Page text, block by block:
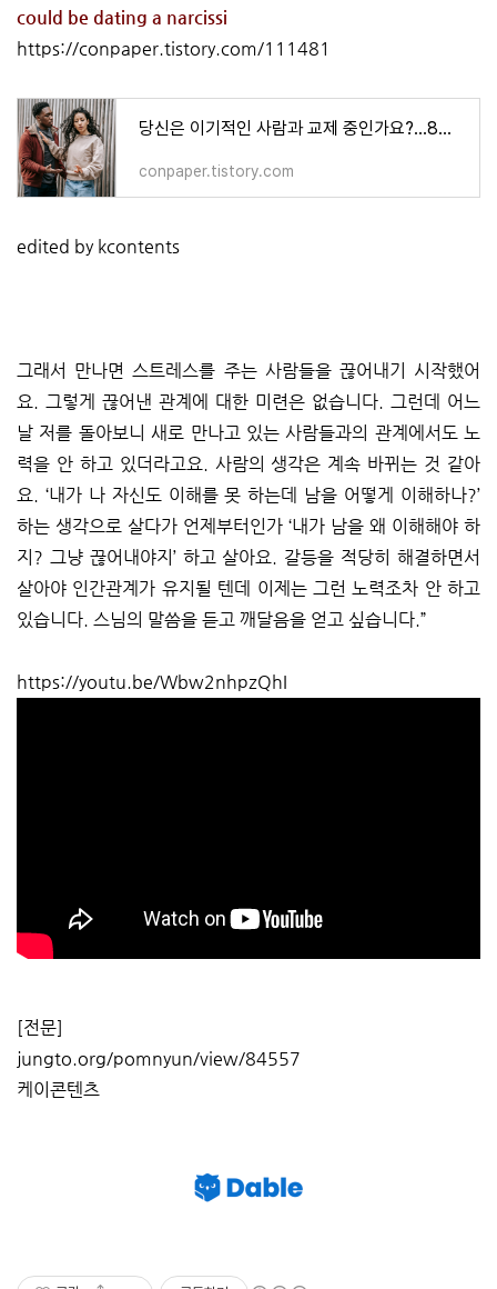
could be dating a narcissi
https://conpaper.tistory.com/111481
당신은 이기적인 사람과 교제 중인가요?...8개의 유의사항 I'm a dating expert - here's the 8 red flags that
conpaper.tistory.com
edited by kcontents
그래서 만나면 스트레스를 주는 사람들을 끊어내기 시작했어
요. 그렇게 끊어낸 관계에 대한 미련은 없습니다. 그런데 어느
날 저를 돌아보니 새로 만나고 있는 사람들과의 관계에서도 노
력을 안 하고 있더라고요. 사람의 생각은 계속 바뀌는 것 같아
요. ‘내가 나 자신도 이해를 못 하는데 남을 어떻게 이해하나?’
하는 생각으로 살다가 언제부터인가 ‘내가 남을 왜 이해해야 하
지? 그냥 끊어내야지’ 하고 살아요. 갈등을 적당히 해결하면서
살아야 인간관계가 유지될 텐데 이제는 그런 노력조차 안 하고
있습니다. 스님의 말씀을 듣고 깨달음을 얻고 싶습니다.”
https://youtu.be/Wbw2nhpzQhI
[전문]
jungto.org/pomnyun/view/84557
케이콘텐츠